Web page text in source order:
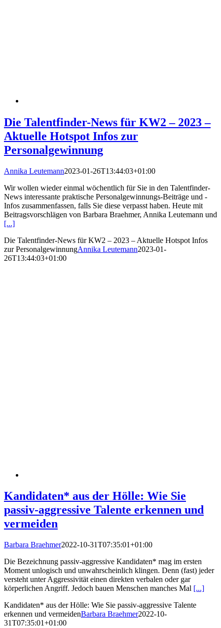
Die Talentfinder-News für KW2 – 2023 –
Aktuelle Hotspot Infos zur
Personalgewinnung
Annika Leutemann2023-01-26T13:44:03+01:00
Wir wollen wieder einmal wöchentlich für Sie in den Talentfinder-
News interessante praktische Personalgewinnungs-Beiträge und -
Infos zusammenfassen, falls Sie diese verpasst haben. Heute mit
Beitragsvorschlägen von Barbara Braehmer, Annika Leutemann und
[...]
Die Talentfinder-News für KW2 – 2023 – Aktuelle Hotspot Infos
zur PersonalgewinnungAnnika Leutemann2023-01-
26T13:44:03+01:00
Kandidaten* aus der Hölle: Wie Sie
passiv-aggressive Talente erkennen und
vermeiden
Barbara Braehmer2022-10-31T07:35:01+01:00
Die Bezeichnung passiv-aggressive Kandidaten* mag im ersten
Moment unlogisch und unwahrscheinlich klingen. Denn (fast) jeder
versteht unter Aggressivität einen direkten verbalen oder gar
körperlichen Angriff. Jedoch bauen Menschen manches Mal [...]
Kandidaten* aus der Hölle: Wie Sie passiv-aggressive Talente
erkennen und vermeidenBarbara Braehmer2022-10-
31T07:35:01+01:00